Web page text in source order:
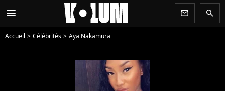
menu newsletter search
Accueil Célébrités Aya Nakamura